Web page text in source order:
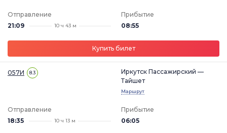
Отправление
21:09
10 ч 43 м
Прибытие
08:55
Купить билет
057И 8.3
Иркутск Пассажирский —
Тайшет
Маршрут
Отправление
18:35
10 ч 13 м
Прибытие
06:05